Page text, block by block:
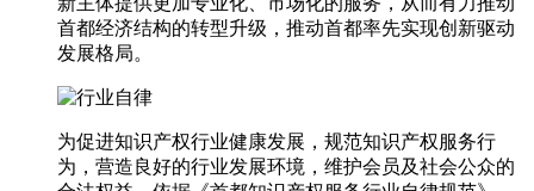
首都经济结构的转型升级，推动首都率先实现创新驱动
发展格局。
为促进知识产权行业健康发展，规范知识产权服务行
为，营造良好的行业发展环境，维护会员及社会公众的